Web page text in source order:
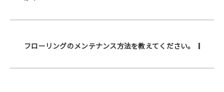
フローリングのメンテナンス方法を教えてください。